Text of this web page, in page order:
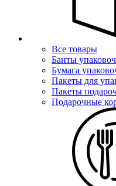
Все товары
Банты
Бумага
Пакеты для
Пакеты
Подарочные